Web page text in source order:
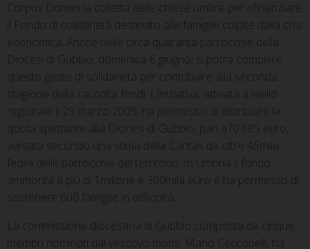
Corpus Domini la colletta delle chiese umbre per rifinanziare
il Fondo di solidarietà destinato alle famiglie colpite dalla crisi
economica. Anche nelle circa quaranta parrocchie della
Diocesi di Gubbio, domenica 6 giugno, si potrà compiere
questo gesto di solidarietà per contribuire alla seconda
stagione della raccolta fondi. L’iniziativa, attivata a livello
regionale il 29 marzo 2009, ha permesso di distribuire la
quota spettante alla Diocesi di Gubbio, pari a70.685 euro,
versata secondo una stima della Caritas da oltre 45mila
fedeli delle parrocchie del territorio. In Umbria il fondo
ammonta a più di 1milione e 300mila euro e ha permesso di
sostenere 600 famiglie in difficoltà.
La commissione diocesana di Gubbio composta da cinque
membri nominati dal vescovo mons. Mario Ceccobelli, ha